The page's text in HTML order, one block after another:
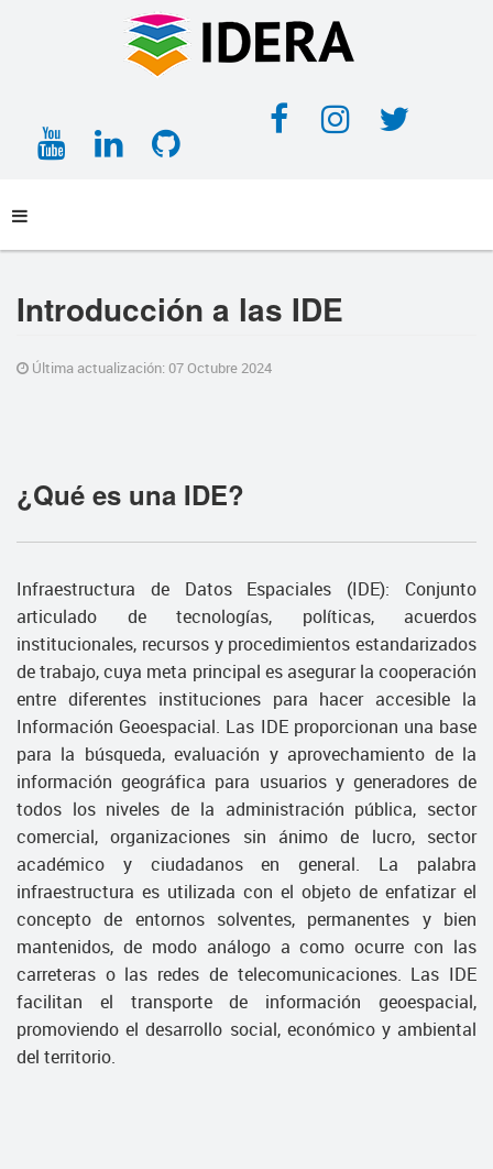
Facebook
YouTubeLinkedInGitHub
Introducción a las IDE
Última actualización: 07 Octubre 2024
¿Qué es una IDE?
Infraestructura de Datos Espaciales (IDE): Conjunto
articulado de tecnologías, políticas, acuerdos
institucionales, recursos y procedimientos estandarizados
de trabajo, cuya meta principal es asegurar la cooperación
entre diferentes instituciones para hacer accesible la
Información Geoespacial. Las IDE proporcionan una base
para la búsqueda, evaluación y aprovechamiento de la
información geográfica para usuarios y generadores de
todos los niveles de la administración pública, sector
comercial, organizaciones sin ánimo de lucro, sector
académico y ciudadanos en general. La palabra
infraestructura es utilizada con el objeto de enfatizar el
concepto de entornos solventes, permanentes y bien
mantenidos, de modo análogo a como ocurre con las
carreteras o las redes de telecomunicaciones. Las IDE
facilitan el transporte de información geoespacial,
promoviendo el desarrollo social, económico y ambiental
del territorio.